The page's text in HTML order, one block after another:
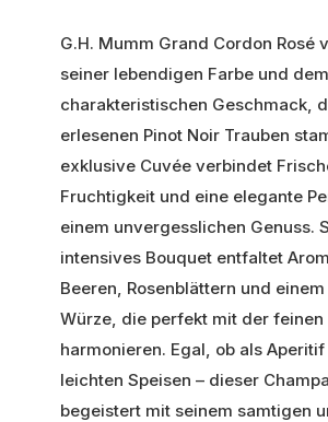
G.H. Mumm Grand Cordon Rosé
seiner lebendigen Farbe und dem
charakteristischen Geschmack,
erlesenen Pinot Noir Trauben
exklusive Cuvée verbindet
Fruchtigkeit und eine elegante
einem unvergesslichen Genuss.
intensives Bouquet entfaltet
Beeren, Rosenblättern und
Würze, die perfekt mit der
harmonieren. Egal, ob als
leichten Speisen – dieser
begeistert mit seinem samtigen